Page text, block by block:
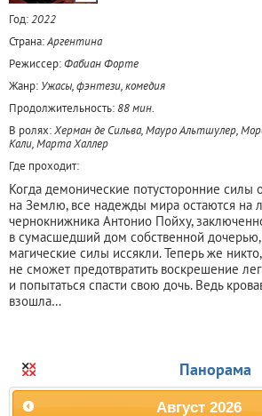
Год:2022
Страна:Аргентина
Режиссер:Фабиан Форте
Жанр: Ужасы, фэнтези, комедия
Продолжительность:88 мин.
В ролях:Херман де Сильва, Мауро Альтшулер,
Кали, Марта Халлер
Где проходит:
Когда демонические потусторонние силы
на Землю, все надежды мира остаются на
чернокнижника Антонио Пойху,
в сумасшедший дом собственной
магические силы иссякли. Теперь же
не сможет предотвратить воскрешение
и попытаться спасти свою дочь. Ведь
взошла…
Панорама
Август 2026